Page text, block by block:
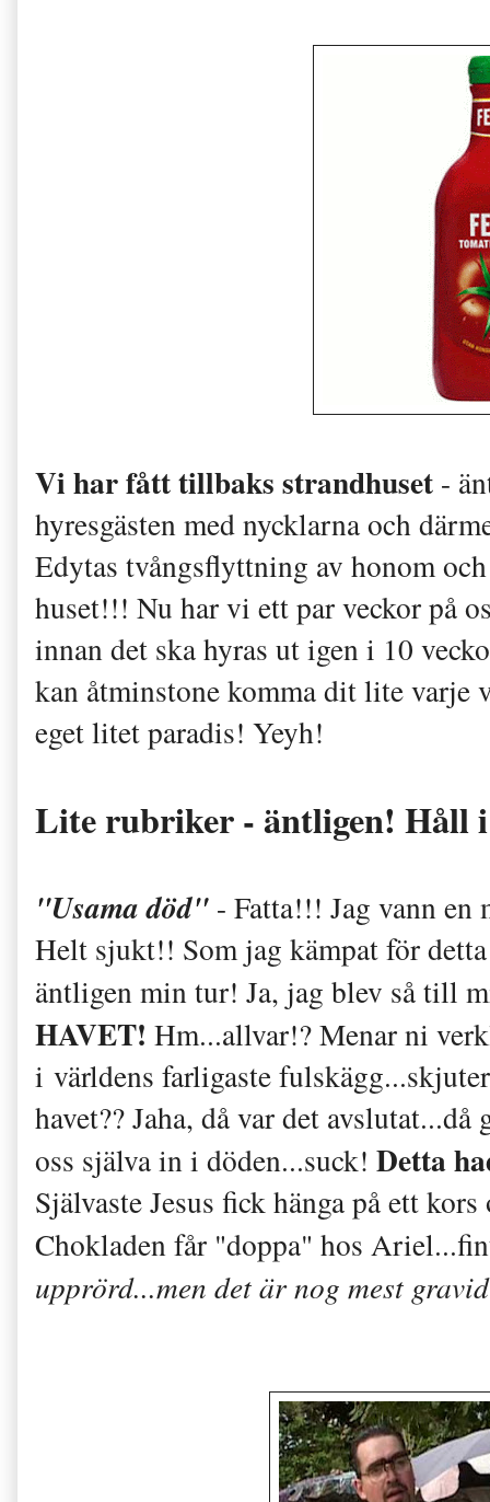
Vi har fått tillbaks strandhuset -
hyresgästen med nycklarna och
Edytas tvångsflyttning av honom
huset!!! Nu har vi ett par veckor på
innan det ska hyras ut igen i 10
kan åtminstone komma dit lite varje
eget litet paradis! Yeyh!
Lite rubriker - äntligen! Håll
"Usama död" - Fatta!!! Jag vann
Helt sjukt!! Som jag kämpat för
äntligen min tur! Ja, jag blev så till
HAVET! Hm...allvar!? Menar ni
i världens farligaste
havet?? Jaha, då var det
oss själva in i döden...suck! Detta
Självaste Jesus fick hänga på ett
Chokladen får "doppa" hos
upprörd...men det är nog mest